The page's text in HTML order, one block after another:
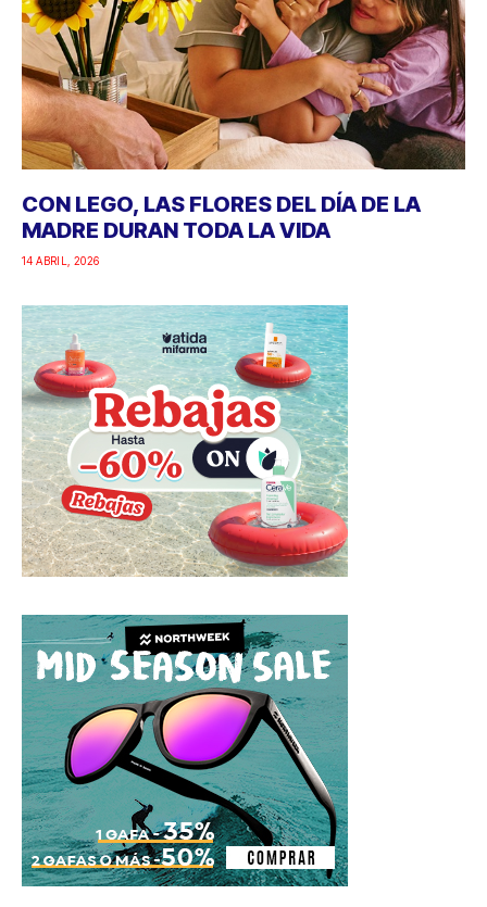
CON LEGO, LAS FLORES DEL DÍA DE LA
MADRE DURAN TODA LA VIDA
14 ABRIL, 2026